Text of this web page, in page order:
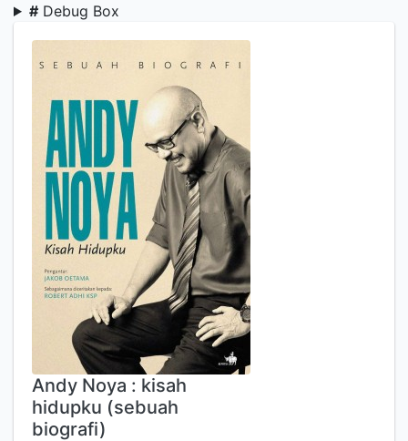
# Debug Box
Andy Noya : kisah
hidupku (sebuah
biografi)